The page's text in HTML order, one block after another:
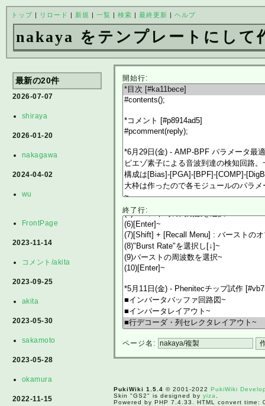
トップ| リロード | 新規 | 一覧 | 検索 | 最終更新 | ヘルプ
nakaya をテンプレートにして
最新の20件
2026-07-07
shiraya
2026-01-20
nakagawa
2024-04-02
wu
FrontPage
2023-11-14
コメント/akita
2023-09-25
akita
2023-05-30
sakamoto
2023-05-28
okamura
2022-11-15
開始行:
終了行:
ページ名:
PukiWiki 1.5.4 © 2001-2022PukiWiki
Skin "GS2" is designed byyiza
Powered by PHP 7.4.33. HTML convert time: